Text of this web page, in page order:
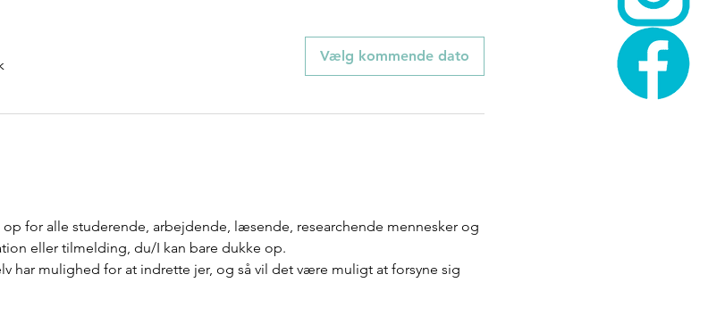
Vælg kommende dato
for alle studerende, arbejdende, læsende, researchende mennesker og
eller tilmelding, du/I kan bare dukke op.
har mulighed for at indrette jer, og så vil det være muligt at forsyne sig